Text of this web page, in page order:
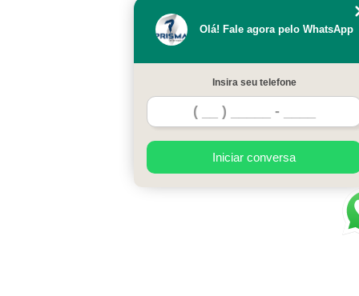
Olá! Fale agora pelo WhatsApp
Insira seu telefone
Iniciar conversa